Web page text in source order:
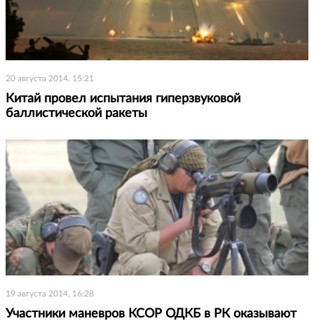
20 августа 2014, 15:21
Китай провел испытания гиперзвуковой
баллистической ракеты
19 августа 2014, 16:28
Участники маневров КСОР ОДКБ в РК оказывают